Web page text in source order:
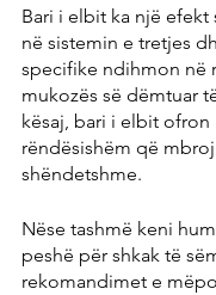
Bari i elbit ka një efekt
në sistemin e tretjes
specifike ndihmon në
mukozës së dëmtuar
kësaj, bari i elbit
rëndësishëm që
shëndetshme.
Nëse tashmë keni
peshë për shkak të
rekomandimet e